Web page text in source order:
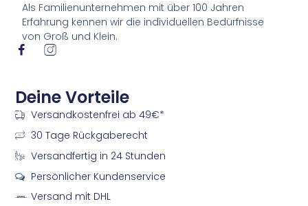
Als Familienunternehmen mit über 100 Jahren
Erfahrung kennen wir die individuellen Bedürfnisse
von Groß und Klein.
I
-
f
a
c
b
o
o
k
I
-
i
s
a
g
a
Deine Vorteile
Versandkostenfrei ab 49€*
30 Tage Rückgaberecht
Versandfertig in 24 Stunden
Persönlicher Kundenservice
Versand mit DHL